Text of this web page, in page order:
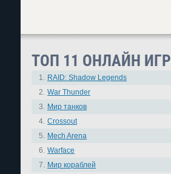
ТОП 11 ОНЛАЙН ИГР
1. RAID: Shadow Legends
2. War Thunder
3. Мир танков
4. Crossout
5. Mech Arena
6. Warface
7. Мир кораблей